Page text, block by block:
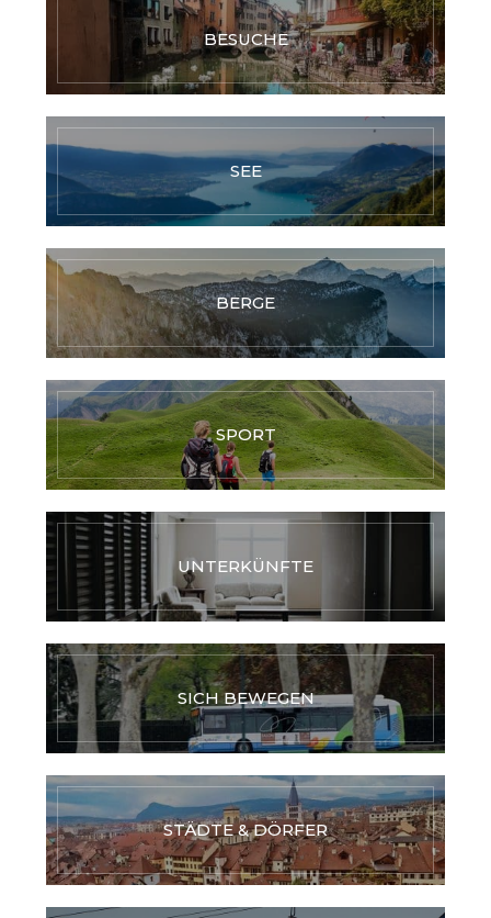
BESUCHE
SEE
BERGE
SPORT
UNTERKÜNFTE
SICH BEWEGEN
STÄDTE & DÖRFER